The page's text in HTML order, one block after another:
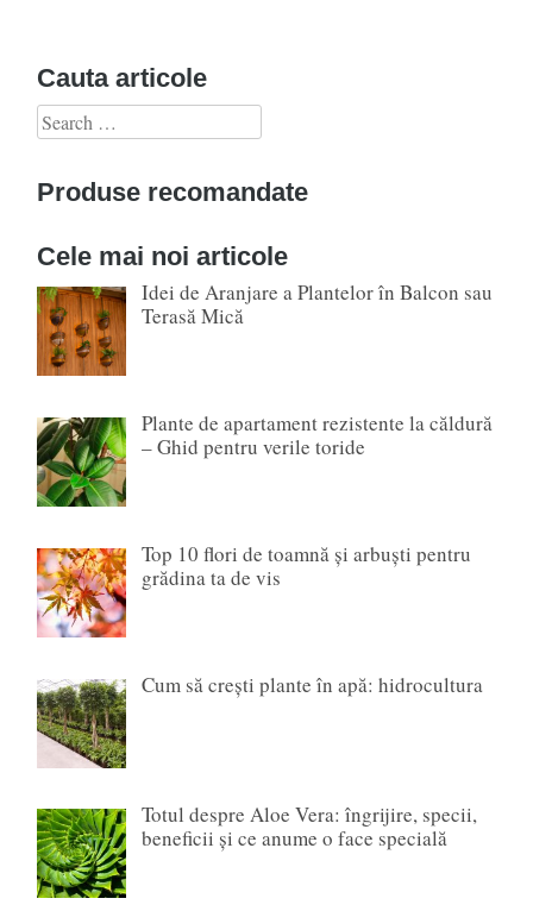
Cauta articole
Search
Produse recomandate
Cele mai noi articole
Idei de Aranjare a Plantelor în Balcon sau
Terasă Mică
Plante de apartament rezistente la căldură
– Ghid pentru verile toride
Top 10 flori de toamnă și arbuști pentru
grădina ta de vis
Cum să crești plante în apă: hidrocultura
Totul despre Aloe Vera: îngrijire, specii,
beneficii și ce anume o face specială